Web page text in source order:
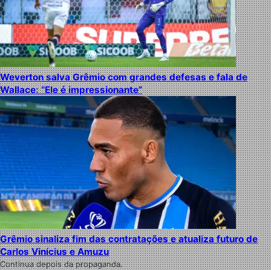
Weverton salva Grêmio com grandes defesas e fala de
Wallace: “Ele é impressionante”
Grêmio sinaliza fim das contratações e atualiza futuro de
Carlos Vinícius e Amuzu
Continua depois da propaganda.